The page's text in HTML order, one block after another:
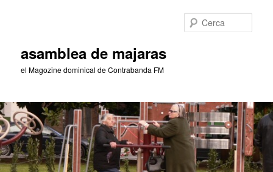
asamblea de majaras
el Magozine dominical de Contrabanda FM